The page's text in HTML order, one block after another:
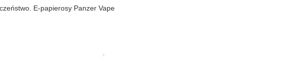
E-papierosy Panzer Vape